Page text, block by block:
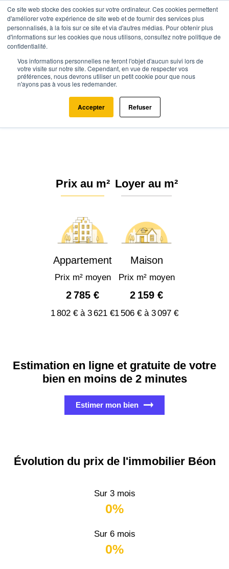
Ce site web stocke des cookies sur votre ordinateur. Ces cookies permettent
d'améliorer votre expérience de site web et de fournir des services plus
personnalisés, à la fois sur ce site et via d'autres médias. Pour obtenir plus
d'informations sur les cookies que nous utilisons, consultez notre politique de
confidentialité.
Vos informations personnelles ne feront l'objet d'aucun suivi lors de
votre visite sur notre site. Cependant, en vue de respecter vos
préférences, nous devrons utiliser un petit cookie pour que nous
n'ayons pas à vous les redemander.
Accepter Refuser
Agence.immo Prix immobilier Bourgogne-Franche-Comté
Yonne Béon (89410)
Estimation immobilière à Béon :
Prix m² 2026
Prix au m²
Appartement
Prix m² moyen
2 785 €
1 802 € à 3 621 €
Loyer au m²
Maison
Prix m² moyen
2 159 €
1 506 € à 3 097 €
Estimation en ligne et gratuite de votre
bien en moins de 2 minutes
Estimer mon bien
Évolution du prix de l'immobilier Béon
Sur 3 mois
0%
Sur 6 mois
0%